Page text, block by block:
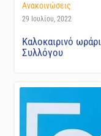
Ανακοινώσεις
29 Ιουλίου, 2022
Καλοκαιρινό
Συλλόγου